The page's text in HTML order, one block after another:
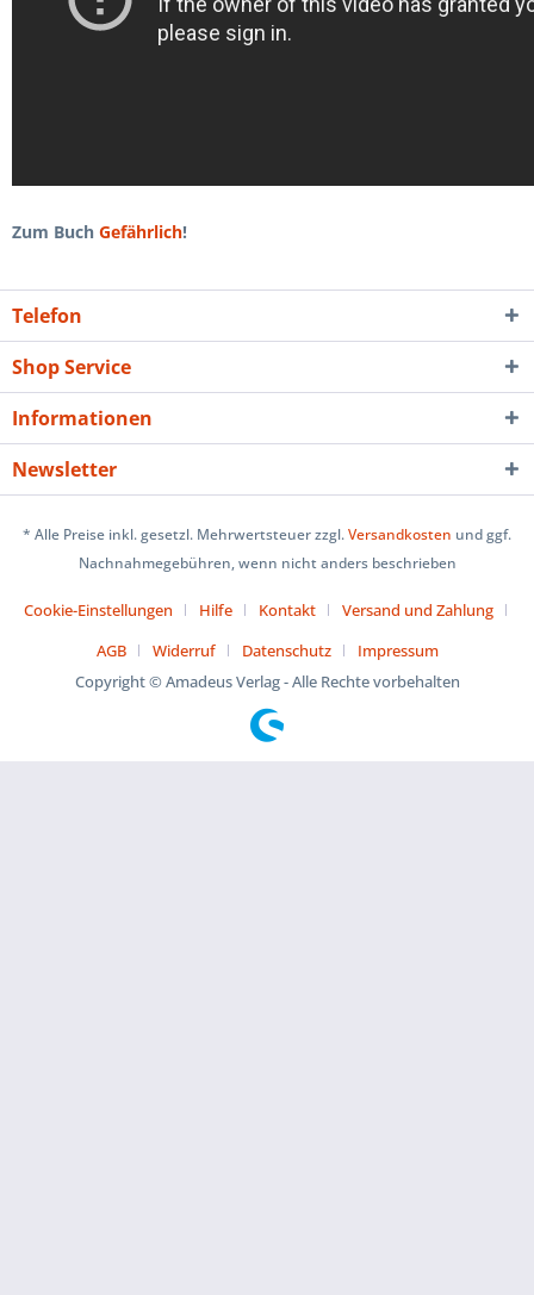
Zum Buch Gefährlich!
Telefon
Shop Service
Informationen
Newsletter
* Alle Preise inkl. gesetzl. Mehrwertsteuer zzgl.Versandkosten und ggf.
Nachnahmegebühren, wenn nicht anders beschrieben
Cookie-Einstellungen Hilfe Kontakt
Versand und Zahlung
AGB
Widerruf Datenschutz
Impressum
Copyright © Amadeus Verlag - Alle Rechte vorbehalten